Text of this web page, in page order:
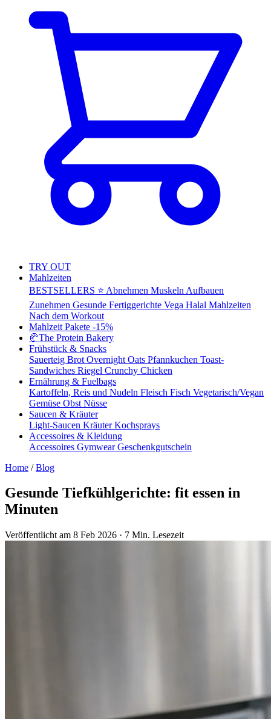
TRY OUT
Mahlzeiten
BESTSELLERS ⭐ Abnehmen Muskeln Aufbauen
Zunehmen Gesunde Fertiggerichte Vega Halal Mahlzeiten
Nach dem Workout
Mahlzeit Pakete -15%
🥐The Protein Bakery
Frühstück & Snacks
Sauerteig Brot Overnight Oats Pfannkuchen Toast-
Sandwiches Riegel Crunchy Chicken
Ernährung & Fuelbags
Kartoffeln, Reis und Nudeln Fleisch Fisch Vegetarisch/Vegan
Gemüse Obst Nüsse
Saucen & Kräuter
Light-Saucen KräuterKochsprays
Accessoires & Kleidung
Accessoires GymwearGeschenkgutschein
Home / Blog
Gesunde Tiefkühlgerichte: fit essen in
Minuten
Veröffentlicht am 8 Feb 2026 · 7 Min. Lesezeit